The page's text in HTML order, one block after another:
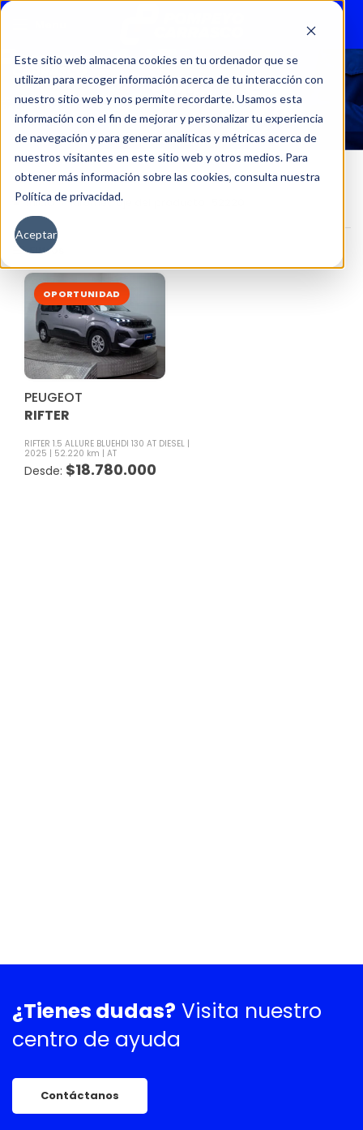
Este sitio web almacena cookies en tu ordenador que se
utilizan para recoger información acerca de tu interacción con
nuestro sitio web y nos permite recordarte. Usamos esta
información con el fin de mejorar y personalizar tu experiencia
de navegación y para generar analíticas y métricas acerca de
nuestros visitantes en este sitio web y otros medios. Para
obtener más información sobre las cookies, consulta nuestra
Política de privacidad.
Aceptar
52220
Inicio Kilometraje del producto
Filtros
OPORTUNIDAD
PEUGEOT
RIFTER
RIFTER 1.5 ALLURE BLUEHDI 130 AT DIESEL
2025
52.220 km AT
$18.780.000
¿Tienes dudas? Visita nuestro
centro de ayuda
Contáctanos